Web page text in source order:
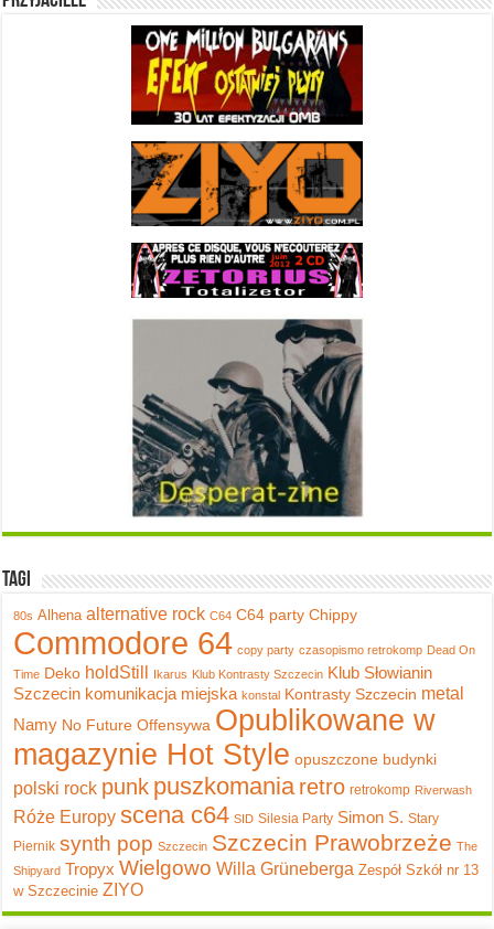
Tagi
80s Alhena alternative rock C64 C64 party Chippy
Commodore 64 copy party czasopismo retrokomp Dead On
Time Deko holdStill Ikarus Klub Kontrasty Szczecin Klub Słowianin
Szczecin komunikacja miejska konstal Kontrasty Szczecin metal
Namy No Future Offensywa Opublikowane w
magazynie Hot Style opuszczone budynki
polski rock punk puszkomania retro retrokomp Riverwash
Róże Europy scena c64 SID Silesia Party Simon S. Stary
Piernik synth pop Szczecin Szczecin Prawobrzeże The
Shipyard Tropyx Wielgowo Willa Grüneberga Zespół Szkół nr 13
w Szczecinie ZIYO